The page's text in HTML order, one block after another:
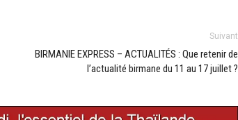
Suivant
BIRMANIE EXPRESS – ACTUALITÉS : Que retenir de
l’actualité birmane du 11 au 17 juillet ?